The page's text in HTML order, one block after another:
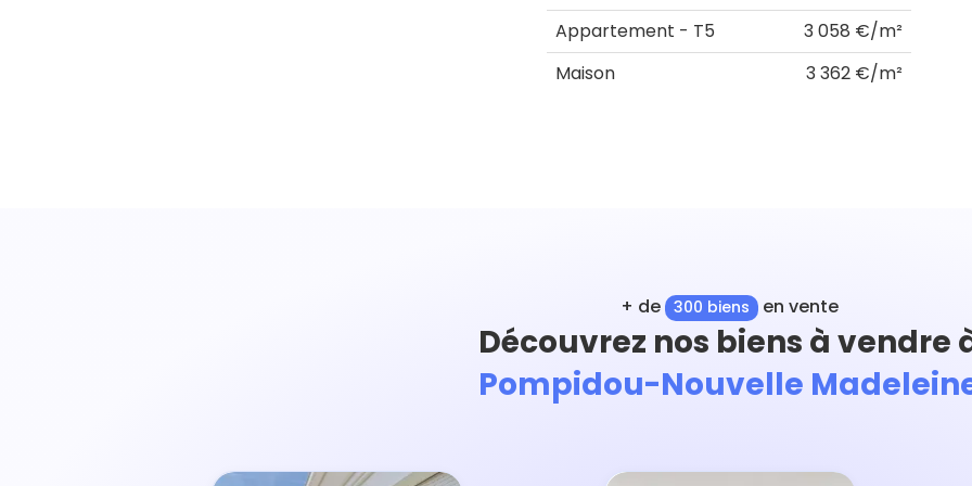
Appartement - T5
3 058 €/m²
Maison
3 362 €/m²
+ de 300 biens en vente
Découvrez nos biens à vendre
Pompidou-Nouvelle